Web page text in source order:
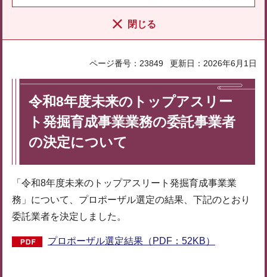
閉じる
ページ番号：23849 更新日：2026年6月1日
令和8年度未来のトップアスリー
ト発掘育成事業業務の委託事業者
の決定について
「令和8年度未来のトップアスリート発掘育成事業業
務」について、プロポーザル選定の結果、下記のとおり
委託業者を決定しました。
プロポーザル選定結果（PDF：52KB）